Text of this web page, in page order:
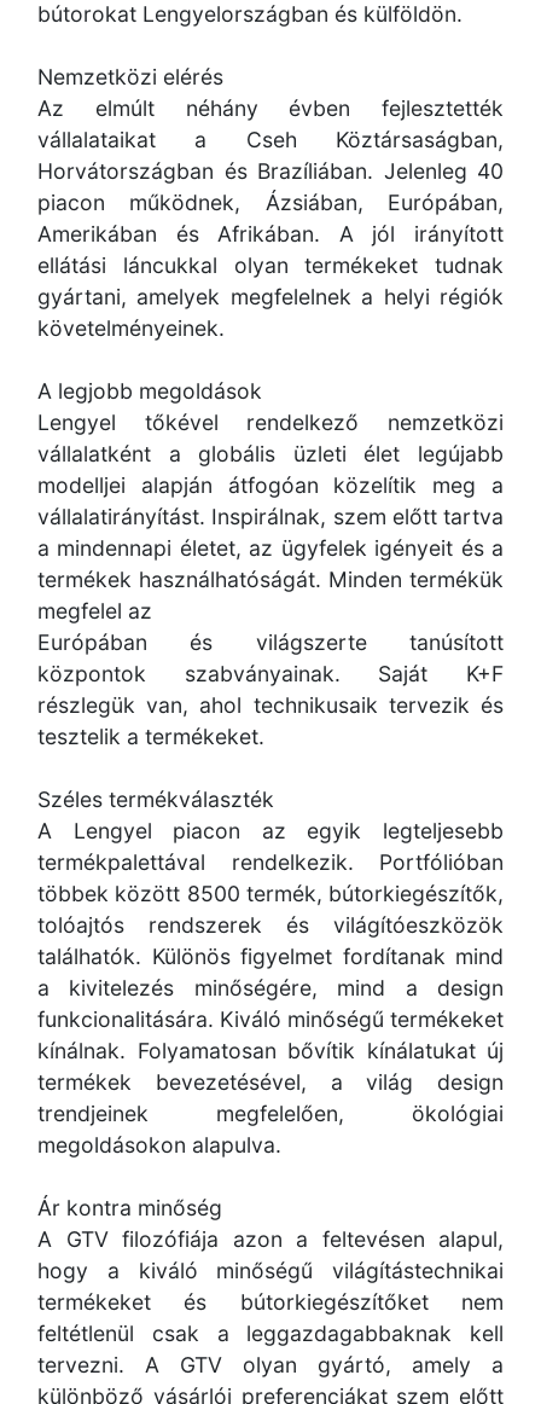
bútorokat Lengyelországban és külföldön.
Nemzetközi elérés
Az elmúlt néhány évben fejlesztették
vállalataikat a Cseh Köztársaságban,
Horvátországban és Brazíliában. Jelenleg 40
piacon működnek, Ázsiában, Európában,
Amerikában és Afrikában. A jól irányított
ellátási láncukkal olyan termékeket tudnak
gyártani, amelyek megfelelnek a helyi régiók
követelményeinek.
A legjobb megoldások
Lengyel tőkével rendelkező nemzetközi
vállalatként a globális üzleti élet legújabb
modelljei alapján átfogóan közelítik meg a
vállalatirányítást. Inspirálnak, szem előtt tartva
a mindennapi életet, az ügyfelek igényeit és a
termékek használhatóságát. Minden termékük
megfelel az
Európában és világszerte tanúsított
központok szabványainak. Saját K+F
részlegük van, ahol technikusaik tervezik és
tesztelik a termékeket.
Széles termékválaszték
A Lengyel piacon az egyik legteljesebb
termékpalettával rendelkezik. Portfólióban
többek között 8500 termék, bútorkiegészítők,
tolóajtós rendszerek és világítóeszközök
találhatók. Különös figyelmet fordítanak mind
a kivitelezés minőségére, mind a design
funkcionalitására. Kiváló minőségű termékeket
kínálnak. Folyamatosan bővítik kínálatukat új
termékek bevezetésével, a világ design
trendjeinek megfelelően, ökológiai
megoldásokon alapulva.
Ár kontra minőség
A GTV filozófiája azon a feltevésen alapul,
hogy a kiváló minőségű világítástechnikai
termékeket és bútorkiegészítőket nem
feltétlenül csak a leggazdagabbaknak kell
tervezni. A GTV olyan gyártó, amely a
különböző vásárlói preferenciákat szem előtt